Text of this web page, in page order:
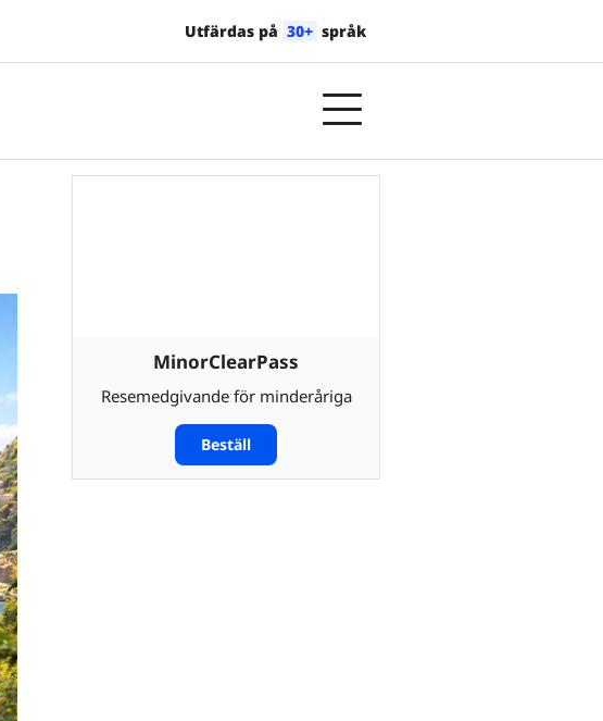
Utfärdas på 30+ språk
MinorClearPass
Resemedgivande för minderåriga
Beställ